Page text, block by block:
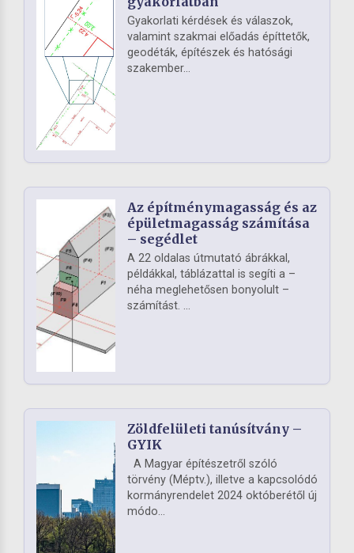
Gyakorlati kérdések és válaszok,
valamint szakmai előadás építtetők,
geodéták, építészek és hatósági
szakember...
Az építménymagasság és az
épületmagasság számítása
– segédlet
A 22 oldalas útmutató ábrákkal,
példákkal, táblázattal is segíti a –
néha meglehetősen bonyolult –
számítást. ...
Zöldfelületi tanúsítvány –
GYIK
A Magyar építészetről szóló
törvény (Méptv.), illetve a kapcsolódó
kormányrendelet 2024 októberétől új
módo...